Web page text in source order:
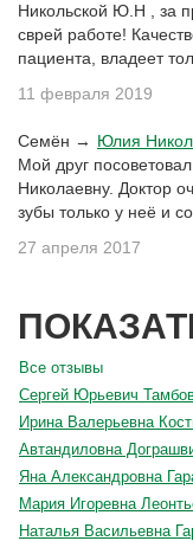
Никольской Ю.Н , за
сврей работе!
пациента, владеет
11 февраля 2019
Семён → Юлия
Мой друг
Николаевну. Доктор
зубы только у неё и
27 апреля 2017
Все отзывы
Сергей Юрьевич
Ирина Валерьевна
Автандиловна
Яна Александровна
Мария Игоревна
Наталья Васильевна